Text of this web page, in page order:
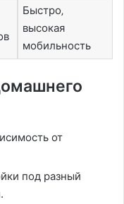
Быстро‚
высокая
мобильность
от
под разный